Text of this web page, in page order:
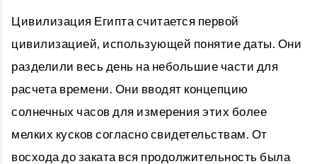
Цивилизация Египта считается первой
цивилизацией, использующей понятие даты. Они
разделили весь день на небольшие части для
расчета времени. Они вводят концепцию
солнечных часов для измерения этих более
мелких кусков согласно свидетельствам. От
восхода до заката вся продолжительность была